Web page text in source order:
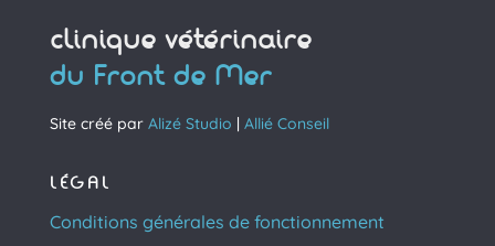
clinique vétérinaire
du Front de Mer
Site créé par Alizé Studio Allié Conseil
LÉGAL
Conditions générales de fonctionnement